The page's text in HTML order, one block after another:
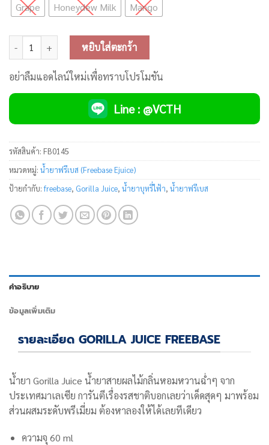
Grape Honeydew Milk Mango
จำนวน Gorilla Juice Freebase ชิ้น
หยิบใส่ตะกร้า
อย่าลืมแอดไลน์ใหม่เพื่อทราบโปรโมชัน
Line : @VCTH
รหัสสินค้า: FB0145
หมวดหมู่: น้ำยาฟรีเบส (Freebase Ejuice)
ป้ายกำกับ:freebase, Gorilla Juice, น้ำยาบุหรี่ไฟ้า, น้ำยาฟรีเบส
คำอธิบาย
ข้อมูลเพิ่มเติม
รายละเอียด GORILLA JUICE FREEBASE
น้ำยา Gorilla Juice น้ำยาสายผลไม้กลิ่นหอมหวานฉ่ำๆ จาก
ประเทศมาเลเซีย การันตีเรื่องรสชาติบอกเลยว่าเด็ดสุดๆ มาพร้อม
ส่วนผสมระดับพรีเมี่ยม ต้องหาลองให้ได้เลยทีเดียว
ความจุ 60 ml